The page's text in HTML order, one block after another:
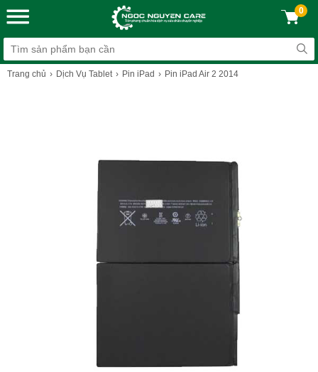
0
Trang chủ Dịch Vụ Tablet Pin iPad Pin iPad Air 2 2014